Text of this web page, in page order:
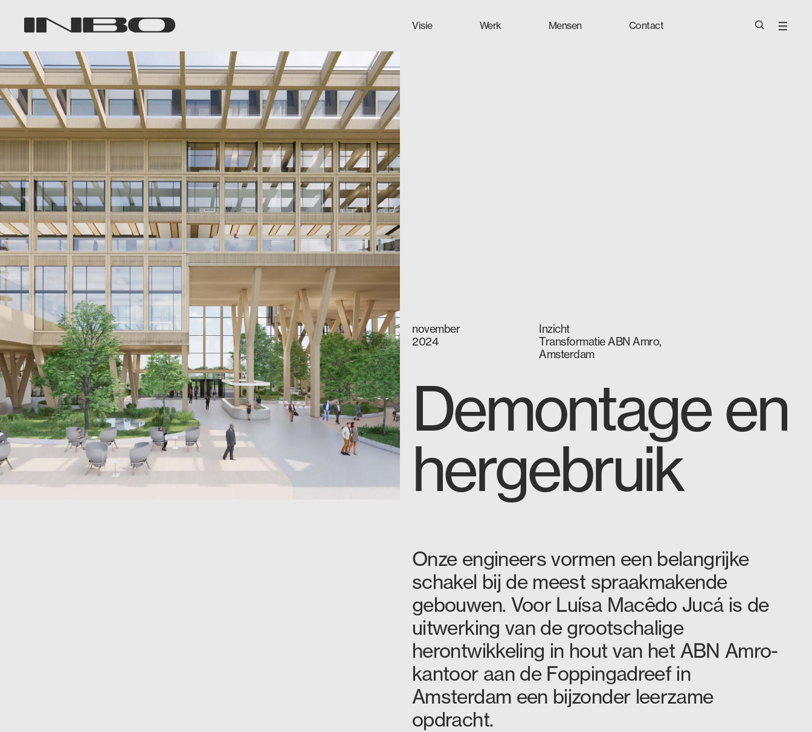
Visie Werk Mensen Contact
november
2024
Inzicht
Transformatie ABN Amro,
Amsterdam
Demontage en
hergebruik
Onze engineers vormen een belangrijke
schakel bij de meest spraakmakende
gebouwen. Voor Luísa Macêdo Jucá is de
uitwerking van de grootschalige
herontwikkeling in hout van het ABN Amro-
kantoor aan de Foppingadreef in
Amsterdam een bijzonder leerzame
opdracht.